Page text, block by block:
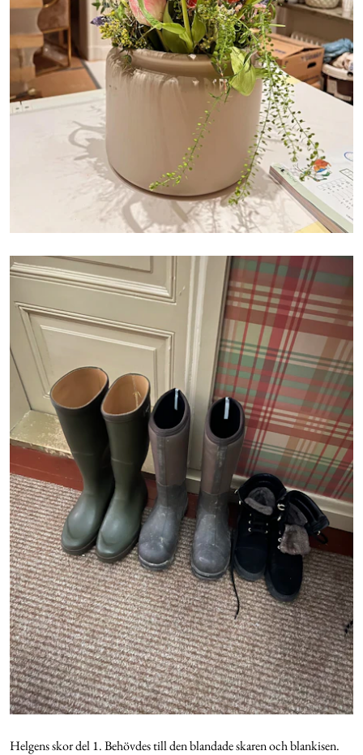
Helgens skor del 1. Behövdes till den blandade skaren och blankisen.